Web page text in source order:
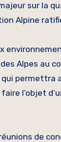
sur la
Alpine
Alpes au
qui permettra
l’objet
de